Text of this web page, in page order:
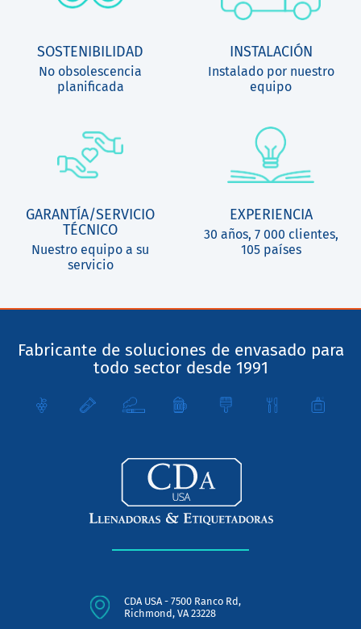
SOSTENIBILIDAD
No obsolescencia
planificada
INSTALACIÓN
Instalado por nuestro
equipo
GARANTÍA/SERVICIO
TÉCNICO
Nuestro equipo a su
servicio
EXPERIENCIA
30 años, 7 000 clientes,
105 países
Fabricante de soluciones de envasado para
todo sector desde 1991
CDA USA - 7500 Ranco Rd,
Richmond, VA 23228